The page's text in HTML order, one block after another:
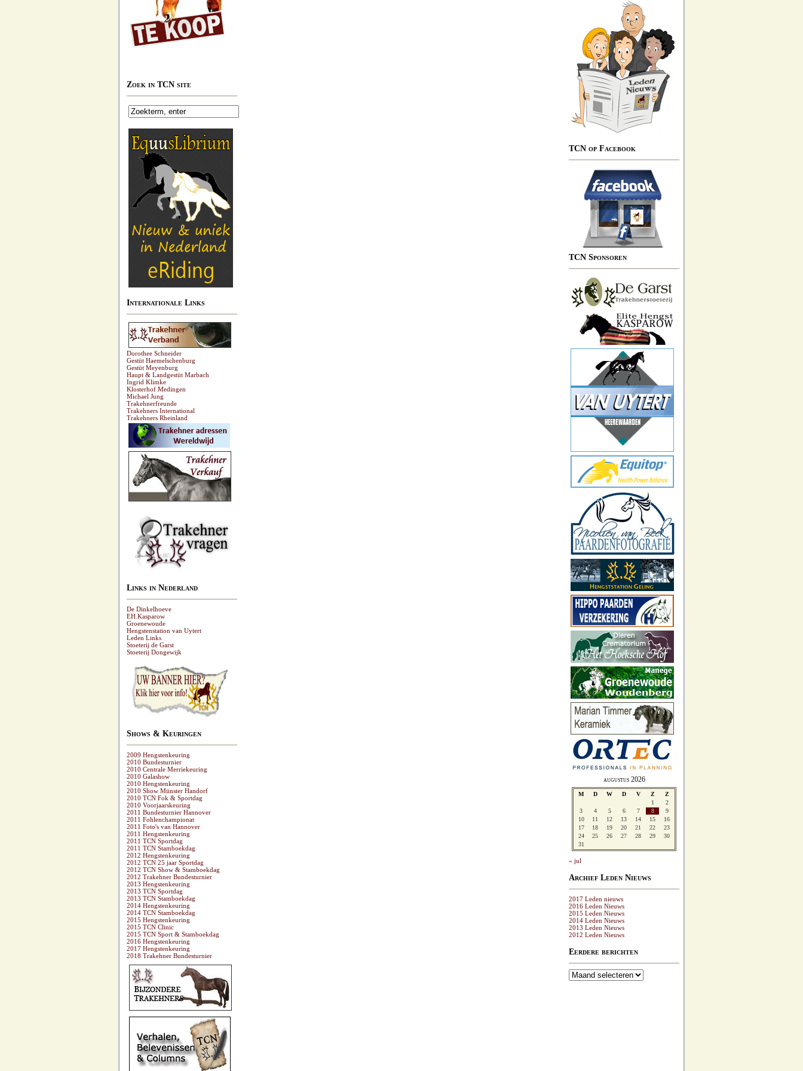
Zoek in TCN site
Internationale Links
Dorothee Schneider
Gestüt Haemelschenburg
Gestüt Meyenburg
Haupt & Landgestüt Marbach
Ingrid Klimke
Klosterhof Medingen
Michael Jung
Trakehnerfreunde
Trakehners International
Trakehners Rheinland
Links in Nederland
De Dinkelhoeve
EH.Kasparow
Groenewoude
Hengstenstation van Uytert
Leden Links
Stoeterij de Garst
Stoeterij Dongewijk
Shows & Keuringen
2009 Hengstenkeuring
2010 Bundesturnier
2010 Centrale Merriekeuring
2010 Galashow
2010 Hengstenkeuring
2010 Show Münster Handorf
2010 TCN Fok & Sportdag
2010 Voorjaarskeuring
2011 Bundesturnier Hannover
2011 Fohlenchampionat
2011 Foto's van Hannover
2011 Hengstenkeuring
2011 TCN Sportdag
2011 TCN Stamboekdag
2012 Hengstenkeuring
2012 TCN 25 jaar Sportdag
2012 TCN Show & Stamboekdag
2012 Trakehner Bundesturnier
2013 Hengstenkeuring
2013 TCN Sportdag
2013 TCN Stamboekdag
2014 Hengstenkeuring
2014 TCN Stamboekdag
2015 Hengstenkeuring
2015 TCN Clinic
2015 TCN Sport & Stamboekdag
2016 Hengstenkeuring
2017 Hengstenkeuring
2018 Trakehner Bundesturnier
TCN op Facebook
TCN Sponsoren
augustus 2026
M D W D V Z
Z
1
2
3
4 5 6 7 8
9
10
11 12 13 14 15
16
17
18 19 20 21 22
23
24
25 26 27 28 29
30
31
« jul
Archief Leden Nieuws
2017 Leden nieuws
2016 Leden Nieuws
2015 Leden Nieuws
2014 Leden Nieuws
2013 Leden Nieuws
2012 Leden Nieuws
Eerdere berichten
Eerdere
berichten